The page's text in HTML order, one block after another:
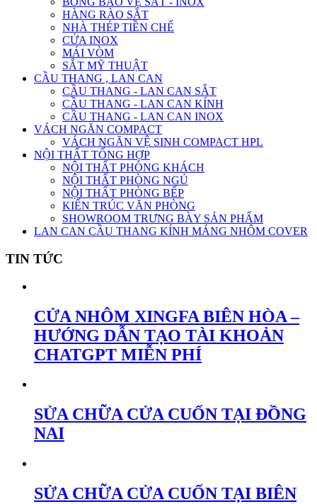
HÀNG RÀO SẮT
NHÀ THÉP TIỀN CHẾ
CỬA INOX
MÁI VÒM
SẮT MỸ THUẬT
CẦU THANG , LAN CAN
CẦU THANG - LAN CAN SẮT
CẦU THANG - LAN CAN KÍNH
CẦU THANG - LAN CAN INOX
VÁCH NGĂN COMPACT
VÁCH NGĂN VỆ SINH COMPACT HPL
NỘI THẤT TỔNG HỢP
NỘI THẤT PHÒNG KHÁCH
NỘI THẤT PHÒNG NGỦ
NỘI THẤT PHÒNG BẾP
KIẾN TRÚC VĂN PHÒNG
SHOWROOM TRƯNG BÀY SẢN PHẨM
LAN CAN CẦU THANG KÍNH MÁNG NHÔM COVER
TIN TỨC
CỬA NHÔM XINGFA BIÊN HÒA –
HƯỚNG DẪN TẠO TÀI KHOẢN
CHATGPT MIỄN PHÍ
SỬA CHỮA CỬA CUỐN TẠI ĐỒNG
NAI
SỬA CHỮA CỬA CUỐN TẠI BIÊN